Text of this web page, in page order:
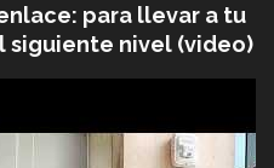
para llevar a tu
siguiente nivel (video)